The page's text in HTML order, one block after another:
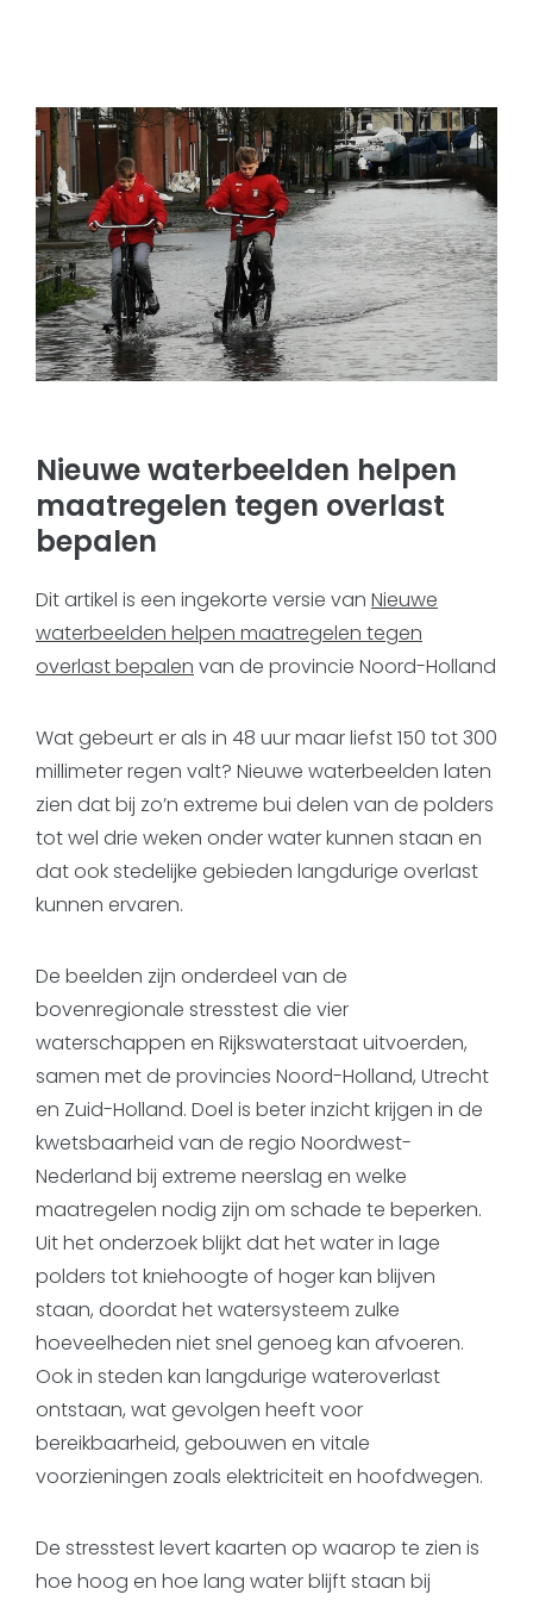
Nieuwe waterbeelden helpen
maatregelen tegen overlast
bepalen
Dit artikel is een ingekorte versie van Nieuwe
waterbeelden helpen maatregelen tegen
overlast bepalen van de provincie Noord-Holland
Wat gebeurt er als in 48 uur maar liefst 150 tot 300
millimeter regen valt? Nieuwe waterbeelden laten
zien dat bij zo’n extreme bui delen van de polders
tot wel drie weken onder water kunnen staan en
dat ook stedelijke gebieden langdurige overlast
kunnen ervaren.
De beelden zijn onderdeel van de
bovenregionale stresstest die vier
waterschappen en Rijkswaterstaat uitvoerden,
samen met de provincies Noord-Holland, Utrecht
en Zuid-Holland. Doel is beter inzicht krijgen in de
kwetsbaarheid van de regio Noordwest-
Nederland bij extreme neerslag en welke
maatregelen nodig zijn om schade te beperken.
Uit het onderzoek blijkt dat het water in lage
polders tot kniehoogte of hoger kan blijven
staan, doordat het watersysteem zulke
hoeveelheden niet snel genoeg kan afvoeren.
Ook in steden kan langdurige wateroverlast
ontstaan, wat gevolgen heeft voor
bereikbaarheid, gebouwen en vitale
voorzieningen zoals elektriciteit en hoofdwegen.
De stresstest levert kaarten op waarop te zien is
hoe hoog en hoe lang water blijft staan bij